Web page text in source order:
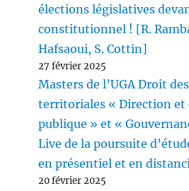
élections législatives
constitutionnel ! [R.
Hafsaoui, S. Cottin]
27 février 2025
Masters de l’UGA Droit
territoriales « Direction et
publique » et «
Live de la poursuite
en présentiel et en
20 février 2025